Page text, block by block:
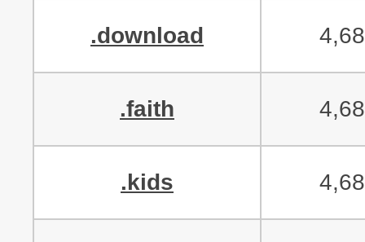
.download
.faith
.kids